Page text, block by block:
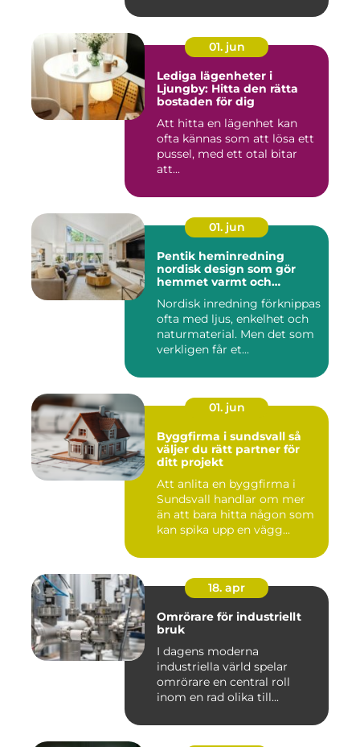
01. jun
Lediga lägenheter i
Ljungby: Hitta den rätta
bostaden för dig
Att hitta en lägenhet kan
ofta kännas som att lösa ett
pussel, med ett otal bitar
att...
01. jun
Pentik heminredning
nordisk design som gör
hemmet varmt och
Nordisk inredning förknippas
ofta med ljus, enkelhet och
naturmaterial. Men det som
verkligen får et...
01. jun
Byggfirma i sundsvall så
väljer du rätt partner för
ditt projekt
Att anlita en byggfirma i
Sundsvall handlar om mer
än att bara hitta någon som
kan spika upp en vägg...
18. apr
Omrörare för industriellt
bruk
I dagens moderna
industriella värld spelar
omrörare en central roll
inom en rad olika till...